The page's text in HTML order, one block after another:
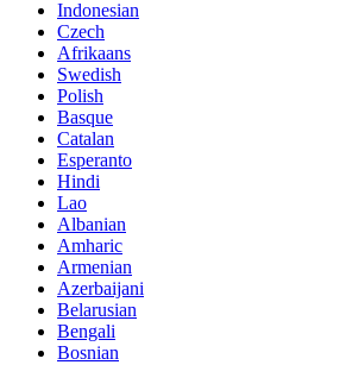
Indonesian
Czech
Afrikaans
Swedish
Polish
Basque
Catalan
Esperanto
Hindi
Lao
Albanian
Amharic
Armenian
Azerbaijani
Belarusian
Bengali
Bosnian